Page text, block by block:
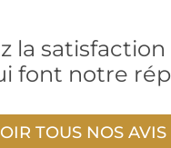
la satisfaction
font notre
TOUS NOS AVIS